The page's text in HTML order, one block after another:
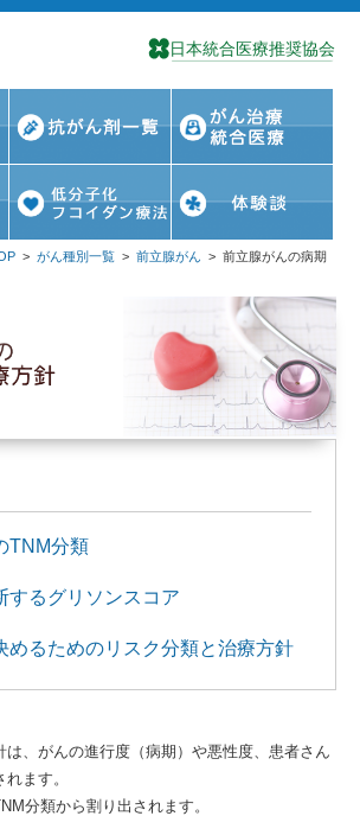
>がん種別一覧 >前立腺がん >前立腺がんの病期
TNM分類
するグリソンスコア
めるためのリスク分類と治療方針
は、がんの進行度（病期）や悪性度、患者さん
ます。
分類から割り出されます。